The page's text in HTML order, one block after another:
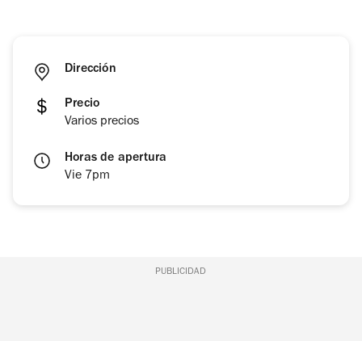
Dirección
Precio
Varios precios
Horas de apertura
Vie 7pm
PUBLICIDAD